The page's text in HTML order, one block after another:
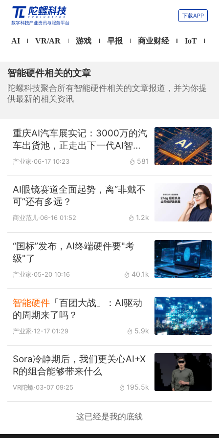
下载APP
AI VR/AR 游戏 早报 商业财经 IoT
智能硬件相关的文章
陀螺科技聚合所有智能硬件相关的文章报道，并为你提
供最新的相关资讯
重庆AI汽车展实记：3000万的汽
车出货池，正走出下一代AI智能
终端
产业家·06-17 10:23 581
AI眼镜赛道全面起势，离“非戴不
可”还有多远？
商业范儿·06-16 01:52 1.2k
“国标”发布，AI终端硬件要"考
级"了
产业家·05-20 10:16 40.1k
智能硬件「百团大战」：AI驱动
的周期来了吗？
产业家·12-17 01:29 5.9k
Sora冷静期后，我们更关心AI+X
R的组合能够带来什么
VR陀螺·03-07 09:25 195.5k
这已经是我的底线